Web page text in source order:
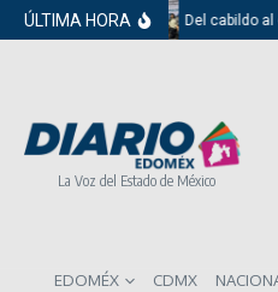
Saltar al contenido
ÚLTIMA HORA Del cabildo al
La Voz del Estado de México
EDOMÉX CDMX